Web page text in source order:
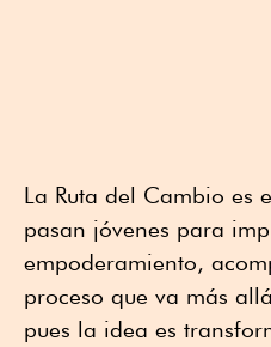
La Ruta del Cambio es
pasan jóvenes para
empoderamiento,
proceso que va más
pues la idea es